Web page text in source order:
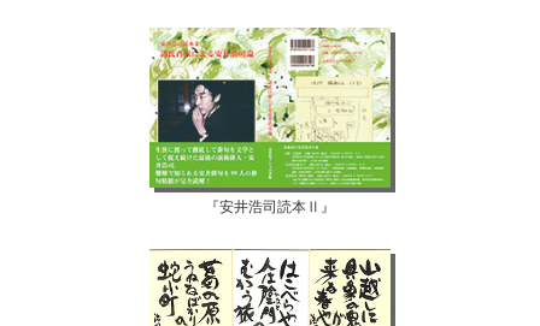
『安井浩司読本Ⅱ』